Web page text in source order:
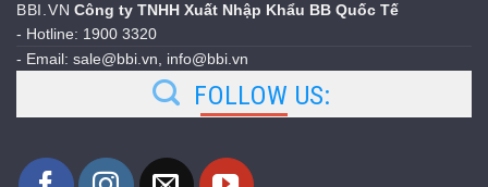
BBI.VN Công ty TNHH Xuất Nhập Khẩu BB Quốc Tế
- Hotline: 1900 3320
- Email: sale@bbi.vn, info@bbi.vn
FOLLOW US: